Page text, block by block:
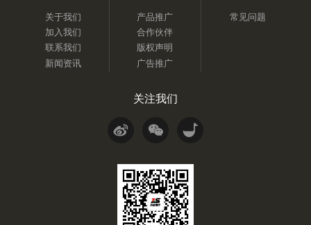
关于我们
加入我们
联系我们
新闻资讯
产品推广
合作伙伴
版权声明
广告推广
常见问题
关注我们